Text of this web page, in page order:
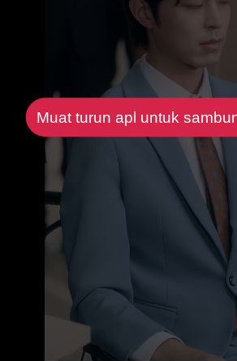
Muat turun apl untuk